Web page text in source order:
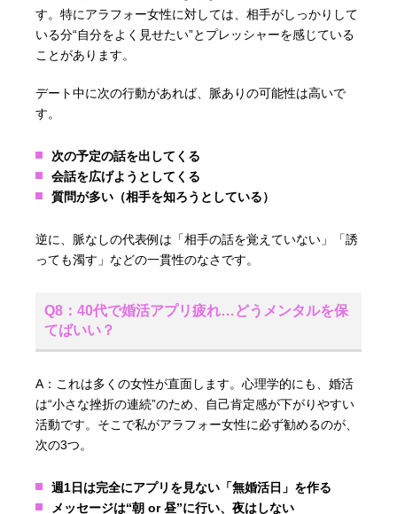
す。特にアラフォー女性に対しては、相手がしっかりして
いる分“自分をよく見せたい”とプレッシャーを感じている
ことがあります。
デート中に次の行動があれば、脈ありの可能性は高いで
す。
次の予定の話を出してくる
会話を広げようとしてくる
質問が多い（相手を知ろうとしている）
逆に、脈なしの代表例は「相手の話を覚えていない」「誘
っても濁す」などの一貫性のなさです。
Q8：40代で婚活アプリ疲れ…どうメンタルを保
てばいい？
A：これは多くの女性が直面します。心理学的にも、婚活
は“小さな挫折の連続”のため、自己肯定感が下がりやすい
活動です。そこで私がアラフォー女性に必ず勧めるのが、
次の3つ。
週1日は完全にアプリを見ない「無婚活日」を作る
メッセージは“朝 or 昼”に行い、夜はしない